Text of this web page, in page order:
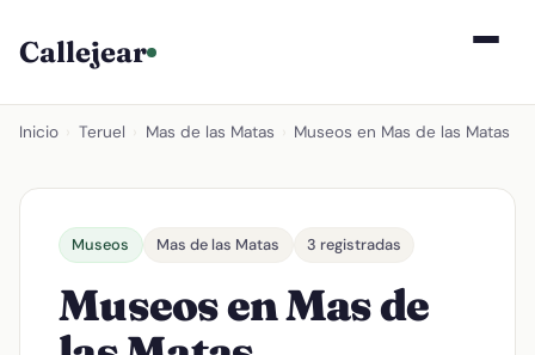
Callejear
Inicio Teruel Mas de las Matas Museos en Mas de las Matas
Museos Mas de las Matas 3 registradas
Museos en Mas de